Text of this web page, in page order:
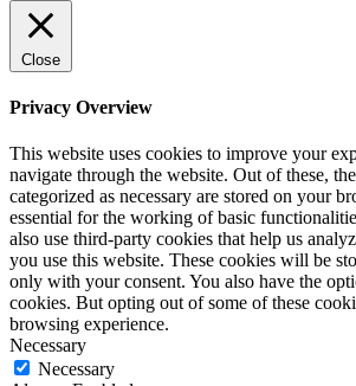
Close
Privacy Overview
This website uses cookies to improve your
navigate through the website. Out of these,
categorized as necessary are stored on your
essential for the working of basic
also use third-party cookies that help us
you use this website. These cookies will be
only with your consent. You also have the
cookies. But opting out of some of these
browsing experience.
Necessary
Necessary